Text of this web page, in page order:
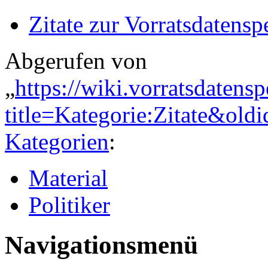
Zitate zur
Abgerufen von
„https://
Kategorien:
Material
Politiker
Navigationsmenü